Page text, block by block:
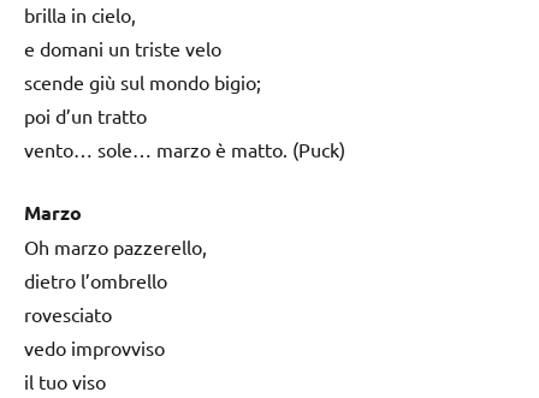
brilla in cielo,
e domani un triste velo
scende giù sul mondo bigio;
poi d’un tratto
vento… sole… marzo è matto. (Puck)
Marzo
Oh marzo pazzerello,
dietro l’ombrello
rovesciato
vedo improvviso
il tuo viso